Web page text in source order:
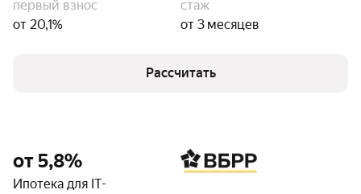
первый взнос
от 20,1%
стаж
от 3 месяцев
Рассчитать
от 5,8%
Ипотека для IT-